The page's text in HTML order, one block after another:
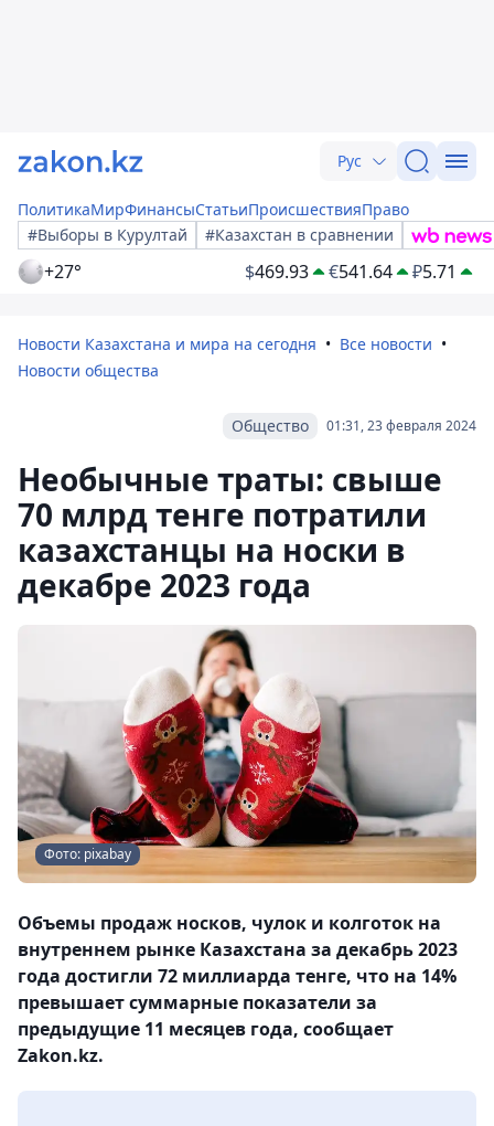
Рус
ПолитикаМирФинансыСтатьиПроисшествияПраво
#Выборы в Курултай
#Казахстан в сравнении
+27° $469.93 €541.64 ₽5.71
Новости Казахстана и мира на сегодня
Все новости
Новости общества
01:31, 23 февраля 2024
Общество
Необычные траты: свыше
70 млрд тенге потратили
казахстанцы на носки в
декабре 2023 года
Фото: pixabay
Объемы продаж носков, чулок и колготок на
внутреннем рынке Казахстана за декабрь 2023
года достигли 72 миллиарда тенге, что на 14%
превышает суммарные показатели за
предыдущие 11 месяцев года, сообщает
Zakon.kz.